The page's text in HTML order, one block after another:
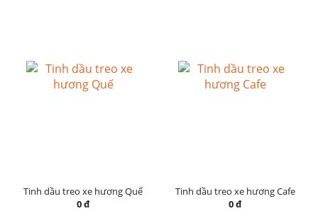
Tinh dầu treo xe hương Quế
0 đ
Tinh dầu treo xe hương Cafe
0 đ